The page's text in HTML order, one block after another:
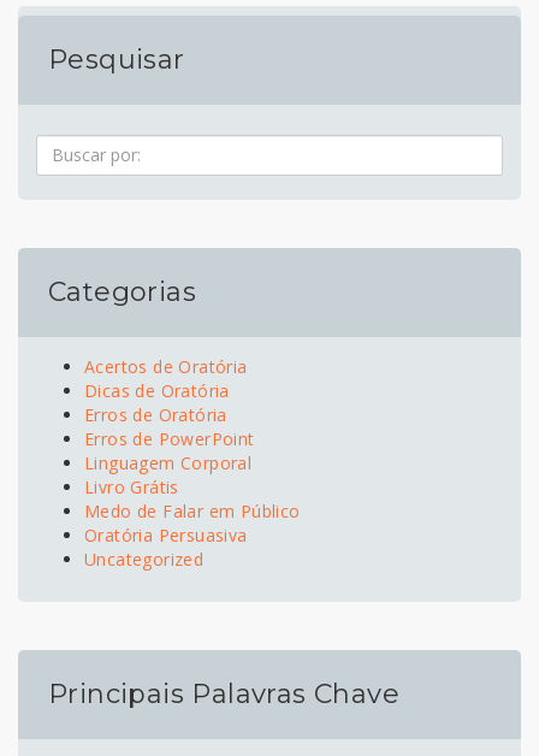
Pesquisar
Pesquisa
Categorias
Acertos de Oratória
Dicas de Oratória
Erros de Oratória
Erros de PowerPoint
Linguagem Corporal
Livro Grátis
Medo de Falar em Público
Oratória Persuasiva
Uncategorized
Principais Palavras Chave